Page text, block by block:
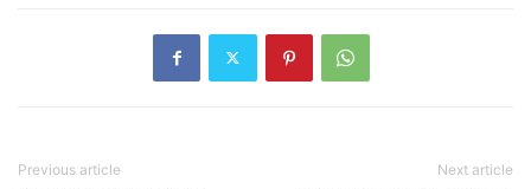
Previous article Next article